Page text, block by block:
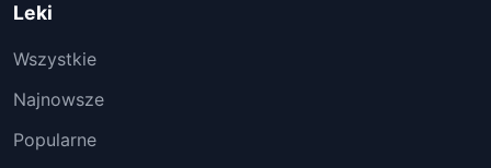
Leki
Wszystkie
Najnowsze
Popularne